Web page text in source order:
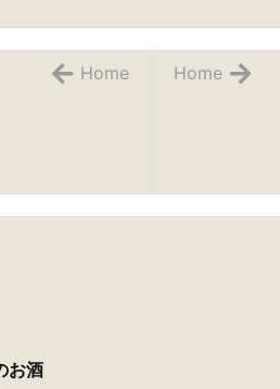
Home
Home
お酒